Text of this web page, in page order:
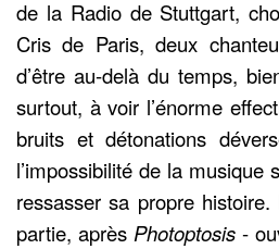
de la Radio de Stuttgart,
Cris de Paris, deux
d’être au-delà du temps,
surtout, à voir l’énorme
bruits et détonations
l’impossibilité de la
ressasser sa propre
partie, après Photoptosis-